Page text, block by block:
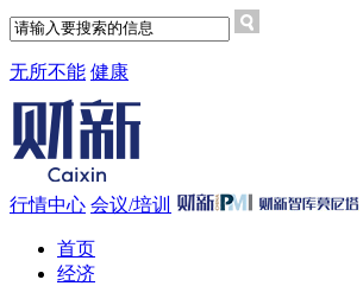
无所不能 健康
行情中心 会议/培训
首页
经济